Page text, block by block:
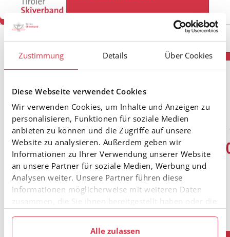
Zustimmung Details Über Cookies
Diese Webseite verwendet Cookies
Wir verwenden Cookies, um Inhalte und Anzeigen zu
personalisieren, Funktionen für soziale Medien
anbieten zu können und die Zugriffe auf unsere
Website zu analysieren. Außerdem geben wir
Informationen zu Ihrer Verwendung unserer Website
an unsere Partner für soziale Medien, Werbung und
Analysen weiter. Unsere Partner führen diese
Informationen möglicherweise mit weiteren Daten
Alle zulassen